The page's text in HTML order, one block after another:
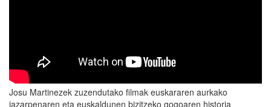
Josu Martinezek zuzendutako filmak euskararen aurkako
jazarpenaren eta euskaldunen bizitzeko gogoaren historia